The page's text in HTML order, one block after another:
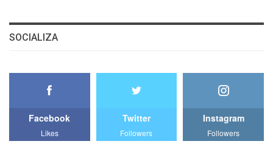
SOCIALIZA
Facebook
Likes
Twitter
Followers
Instagram
Followers